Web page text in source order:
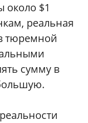
около $1
реальная
тюремной
сумму в